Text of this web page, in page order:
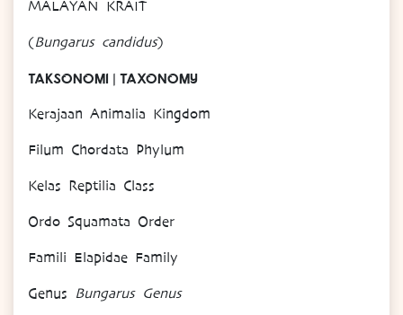
MALAYAN KRAIT
(Bungarus candidus)
TAKSONOMI | TAXONOMY
Kerajaan Animalia Kingdom
Filum Chordata Phylum
Kelas Reptilia Class
Ordo Squamata Order
Famili Elapidae Family
Genus Bungarus Genus